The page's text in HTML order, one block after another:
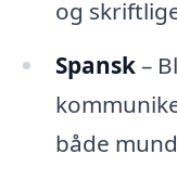
og
Spansk–
både